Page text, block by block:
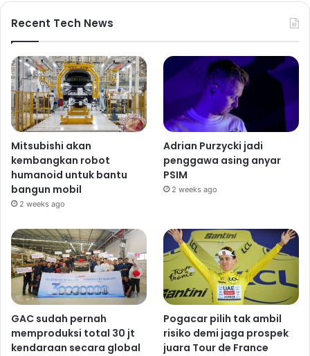
Recent Tech News
Mitsubishi akan
kembangkan robot
humanoid untuk bantu
bangun mobil
2 weeks ago
Adrian Purzycki jadi
penggawa asing anyar
PSIM
2 weeks ago
GAC sudah pernah
memproduksi total 30 jt
kendaraan secara global
Pogacar pilih tak ambil
risiko demi jaga prospek
juara Tour de France